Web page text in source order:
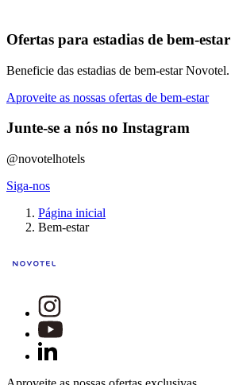
Ofertas para estadias de bem-estar
Beneficie das estadias de bem-estar Novotel.
Aproveite as nossas ofertas de bem-estar
Junte-se a nós no Instagram
@novotelhotels
Siga-nos
Página inicial
Bem-estar